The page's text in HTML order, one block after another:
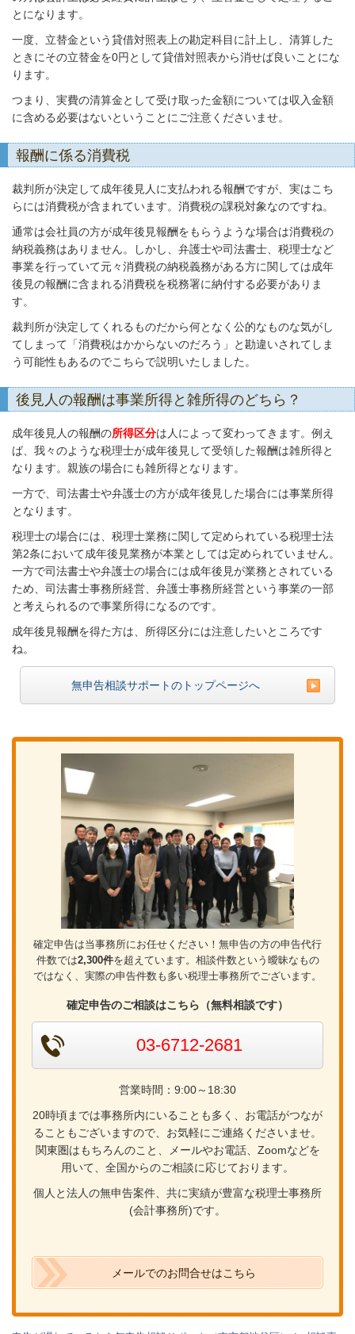
とになります。
一度、立替金という貸借対照表上の勘定科目に計上し、清算した
ときにその立替金を0円として貸借対照表から消せば良いことにな
ります。
つまり、実費の清算金として受け取った金額については収入金額
に含める必要はないということにご注意くださいませ。
報酬に係る消費税
裁判所が決定して成年後見人に支払われる報酬ですが、実はこち
らには消費税が含まれています。消費税の課税対象なのですね。
通常は会社員の方が成年後見報酬をもらうような場合は消費税の
納税義務はありません。しかし、弁護士や司法書士、税理士など
事業を行っていて元々消費税の納税義務がある方に関しては成年
後見の報酬に含まれる消費税を税務署に納付する必要がありま
す。
裁判所が決定してくれるものだから何となく公的なものな気がし
てしまって「消費税はかからないのだろう」と勘違いされてしま
う可能性もあるのでこちらで説明いたしました。
後見人の報酬は事業所得と雑所得のどちら？
成年後見人の報酬の所得区分は人によって変わってきます。例え
ば、我々のような税理士が成年後見して受領した報酬は雑所得と
なります。親族の場合にも雑所得となります。
一方で、司法書士や弁護士の方が成年後見した場合には事業所得
となります。
税理士の場合には、税理士業務に関して定められている税理士法
第2条において成年後見業務が本業としては定められていません。
一方で司法書士や弁護士の場合には成年後見が業務とされている
ため、司法書士事務所経営、弁護士事務所経営という事業の一部
と考えられるので事業所得になるのです。
成年後見報酬を得た方は、所得区分には注意したいところです
ね。
無申告相談サポートのトップページへ
確定申告は当事務所にお任せください！無申告の方の申告代行
件数では2,300件を超えています。相談件数という曖昧なもの
ではなく、実際の申告件数も多い税理士事務所でございます。
確定申告のご相談はこちら（無料相談です）
03-6712-2681
営業時間：9:00～18:30
20時頃までは事務所内にいることも多く、お電話がつなが
ることもございますので、お気軽にご連絡くださいませ。
関東圏はもちろんのこと、メールやお電話、Zoomなどを
用いて、全国からのご相談に応じております。
個人と法人の無申告案件、共に実績が豊富な税理士事務所
(会計事務所)です。
メールでのお問合せはこちら